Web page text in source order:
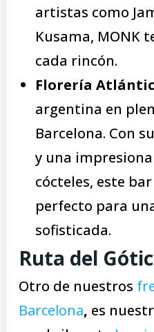
artistas como
Kusama, MONK
cada rincón.
Florería A
argentina en
Barcelona. Con
y una
cócteles, este
perfecto para
sofisticada.
Ruta del
Otro de nuestros
Barcelona, es